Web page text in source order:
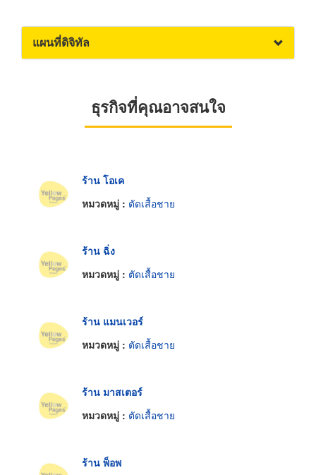
แผนที่ดิจิทัล
ธุรกิจที่คุณอาจสนใจ
ร้าน โอเค
หมวดหมู่ : ตัดเสื้อชาย
ร้าน ฉิ่ง
หมวดหมู่ : ตัดเสื้อชาย
ร้าน แมนเวอร์
หมวดหมู่ : ตัดเสื้อชาย
ร้าน มาสเตอร์
หมวดหมู่ : ตัดเสื้อชาย
ร้าน พ็อพ